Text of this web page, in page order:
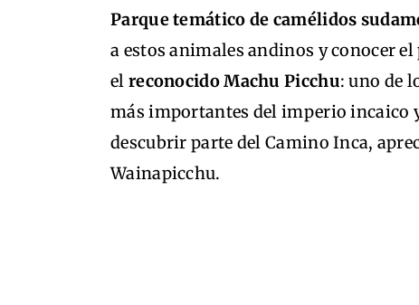
Parque temático de camélidos
a estos animales andinos y conocer
el reconocido Machu Picchu: uno de
más importantes del imperio incaico
descubrir parte del Camino Inca,
Wainapicchu.